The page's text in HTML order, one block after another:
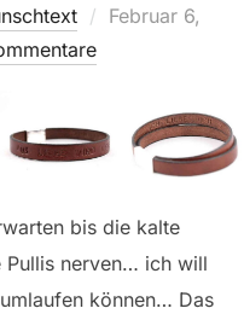
Veröffentlicht
Februar 6,
bis die kalte
nerven… ich will
können… Das